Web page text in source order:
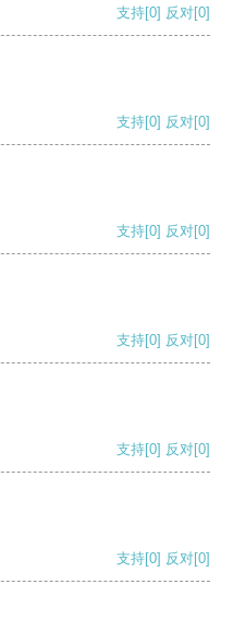
支持[0] 反对[0]
支持[0] 反对[0]
支持[0] 反对[0]
支持[0] 反对[0]
支持[0] 反对[0]
支持[0] 反对[0]